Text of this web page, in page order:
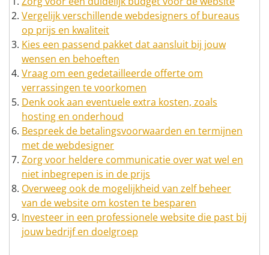
Vergelijk verschillende webdesigners of bureaus
op prijs en kwaliteit
Kies een passend pakket dat aansluit bij jouw
wensen en behoeften
Vraag om een gedetailleerde offerte om
verrassingen te voorkomen
Denk ook aan eventuele extra kosten, zoals
hosting en onderhoud
Bespreek de betalingsvoorwaarden en termijnen
met de webdesigner
Zorg voor heldere communicatie over wat wel en
niet inbegrepen is in de prijs
Overweeg ook de mogelijkheid van zelf beheer
van de website om kosten te besparen
Investeer in een professionele website die past bij
jouw bedrijf en doelgroep